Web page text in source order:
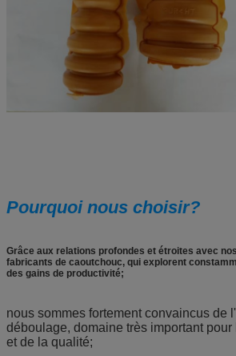
Pourquoi nous choisir?
Grâce aux relations profondes et étroites avec
fabricants de caoutchouc, qui explorent
des gains de productivité;
nous sommes fortement convaincus de
déboulage, domaine très important
et de la qualité;